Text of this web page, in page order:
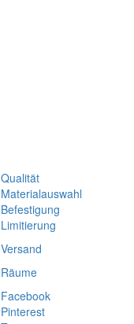
Qualität
Materialauswahl
Befestigung
Limitierung
Versand
Räume
Facebook
Pinterest